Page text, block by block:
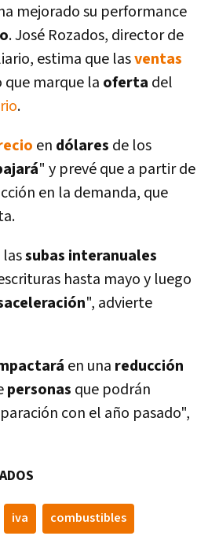
mejorado su performance
. José Rozados, director de
estima que lasventas
marque la oferta del
.
en dólares de los
" y prevé que a partir de
en la demanda, que
subas interanuales
hasta mayo y luego
", advierte
en una reducción
personas que podrán
con el año pasado",
iva combustibles